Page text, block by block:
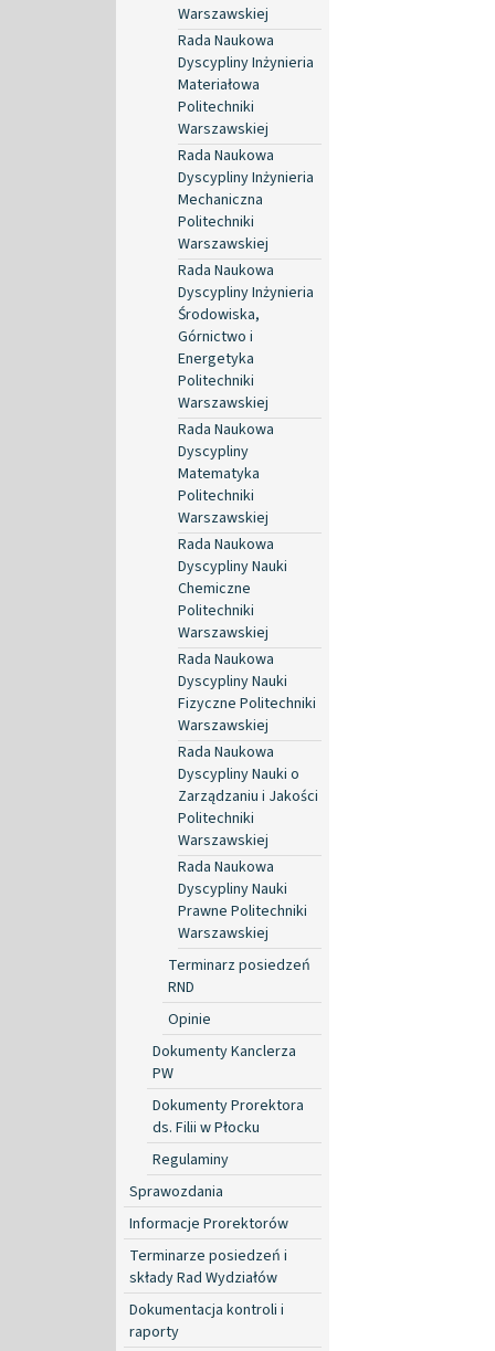
Warszawskiej
Rada Naukowa
Dyscypliny Inżynieria
Materiałowa
Politechniki
Warszawskiej
Rada Naukowa
Dyscypliny Inżynieria
Mechaniczna
Politechniki
Warszawskiej
Rada Naukowa
Dyscypliny Inżynieria
Środowiska,
Górnictwo i
Energetyka
Politechniki
Warszawskiej
Rada Naukowa
Dyscypliny
Matematyka
Politechniki
Warszawskiej
Rada Naukowa
Dyscypliny Nauki
Chemiczne
Politechniki
Warszawskiej
Rada Naukowa
Dyscypliny Nauki
Fizyczne Politechniki
Warszawskiej
Rada Naukowa
Dyscypliny Nauki o
Zarządzaniu i Jakości
Politechniki
Warszawskiej
Rada Naukowa
Dyscypliny Nauki
Prawne Politechniki
Warszawskiej
Terminarz posiedzeń
RND
Opinie
Dokumenty Kanclerza
PW
Dokumenty Prorektora
ds. Filii w Płocku
Regulaminy
Sprawozdania
Informacje Prorektorów
Terminarze posiedzeń i
składy Rad Wydziałów
Dokumentacja kontroli i
raporty